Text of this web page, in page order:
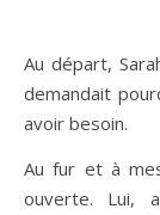
Au départ,
demandait
avoir besoin.
Au fur et à
ouverte. Lui,